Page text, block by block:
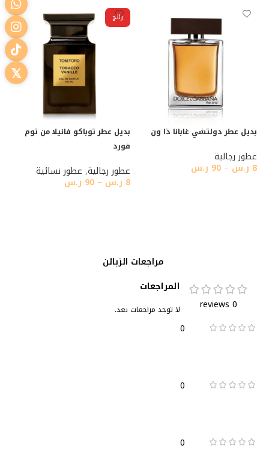
بديل عطر دولتشي غابانا ذا ون
عطور رجالية
8 ر.س –
90 ر.س
رائج
بديل عطر توباكو فانيلا من توم
فورد
عطور رجالية, عطور نسائية
8 ر.س –
90 ر.س
مراجعات الزبائن
0 reviews
0
0
0
المراجعات
لا توجد مراجعات بعد.